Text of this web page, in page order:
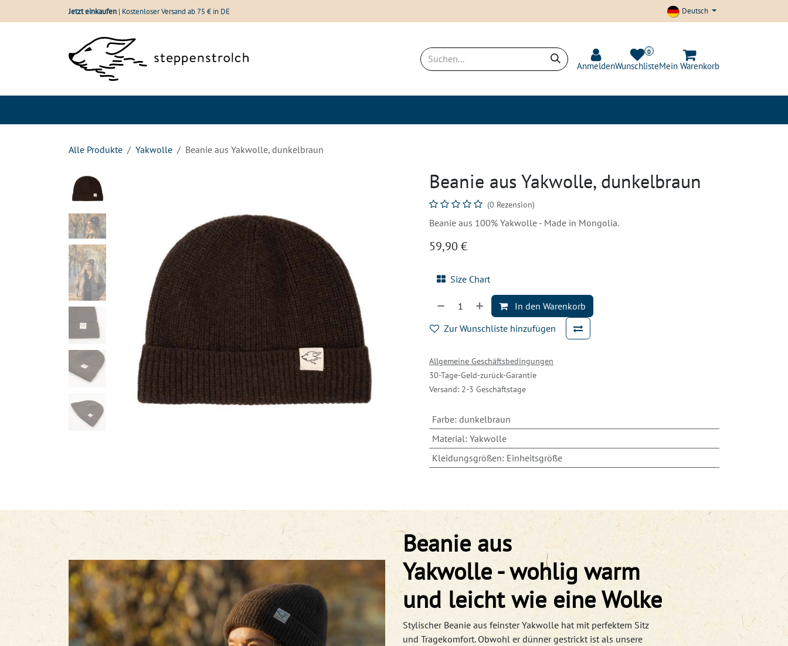
Zum Inhalt springenJetzt einkaufen | Kostenloser Versand ab 75 € in DE Deutsch
Anmelden
0
WunschlisteMein Warenkorb
Alle Produkte Yakwolle Beanie aus Yakwolle, dunkelbraun
Beanie aus Yakwolle, dunkelbraun
(0 Rezension)
Beanie aus 100% Yakwolle - Made in Mongolia.
59,90 €
Size Chart
In den Warenkorb
Zur Wunschliste hinzufügen
Allgemeine Geschäftsbedingungen
30-Tage-Geld-zurück-Garantie
Versand: 2-3 Geschäftstage
Farbe: dunkelbraun
Material: Yakwolle
Kleidungsgrößen: Einheitsgröße
Beanie aus
Yakwolle - wohlig warm
und leicht wie eine Wolke
Stylischer Beanie aus feinster Yakwolle hat mit perfektem Sitz
und Tragekomfort. Obwohl er dünner gestrickt ist als unsere